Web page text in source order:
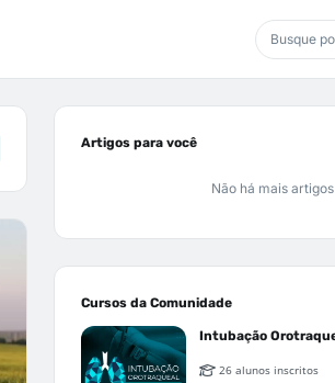
Artigos para você
Não há mais artigos
Cursos da Comunidade
26 alunos inscritos